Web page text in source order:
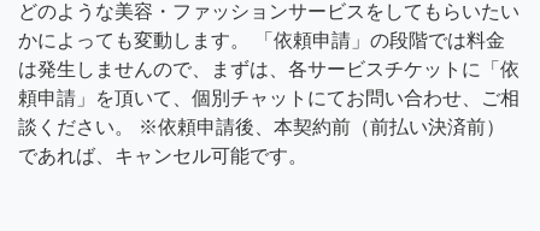
どのような美容・ファッションサービスをしてもらいたい
かによっても変動します。 「依頼申請」の段階では料金
は発生しませんので、まずは、各サービスチケットに「依
頼申請」を頂いて、個別チャットにてお問い合わせ、ご相
談ください。 ※依頼申請後、本契約前（前払い決済前）
であれば、キャンセル可能です。